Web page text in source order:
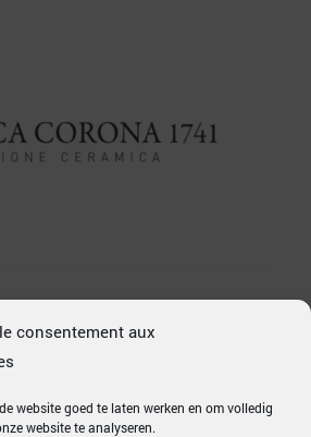
consentement aux
website goed te laten werken en om volledig
website te analyseren.